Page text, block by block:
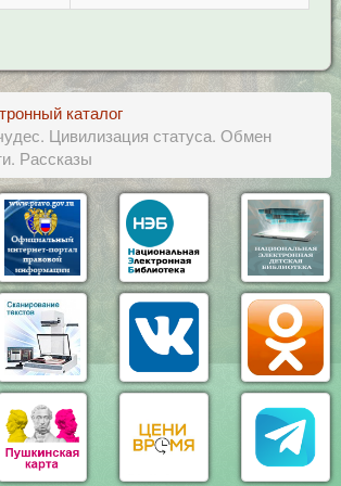
каталог
Цивилизация статуса. Обмен
Рассказы